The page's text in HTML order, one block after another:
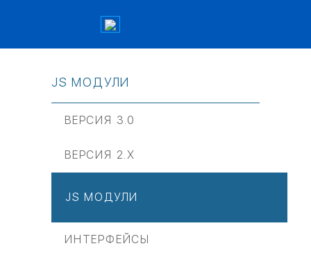
JS МОДУЛИ
ВЕРСИЯ 3.0
ВЕРСИЯ 2.Х
JS МОДУЛИ
ИНТЕРФЕЙСЫ